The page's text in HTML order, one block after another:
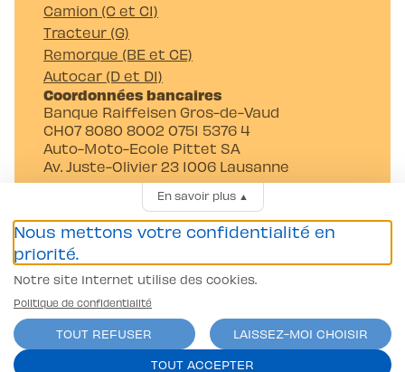
Camion (C et C1)
Tracteur (G)
Remorque (BE et CE)
Autocar (D et D1)
Coordonnées bancaires
Banque Raiffeisen Gros-de-Vaud
CH07 8080 8002 0751 5376 4
Auto-Moto-Ecole Pittet SA
Av. Juste-Olivier 23 1006 Lausanne
Conditions générales
Politique de confidentialité
contact@l-pittet.ch
ercos.ch
En savoir plus▲
Nous mettons votre confidentialité en
priorité.
Notre site Internet utilise des cookies.
Politique de confidentialité
TOUT REFUSER
LAISSEZ-MOI CHOISIR
TOUT ACCEPTER